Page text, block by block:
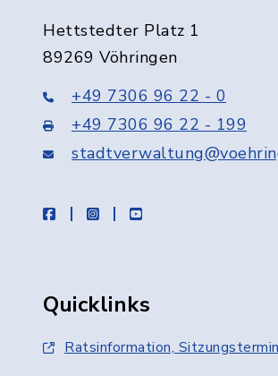
Hettstedter Platz 1
89269 Vöhringen
+49 7306 96 22 - 0
+49 7306 96 22 - 199
facebookinstagramyoutube
Quicklinks
Ratsinformation,